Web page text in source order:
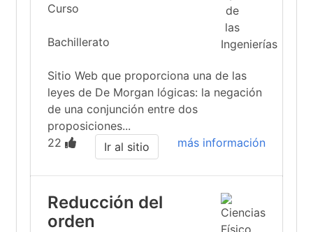
Curso
Bachillerato
Sitio Web que proporciona una de las
leyes de De Morgan lógicas: la negación
de una conjunción entre dos
proposiciones...
22
más información
Ir al sitio
Reducción del
orden